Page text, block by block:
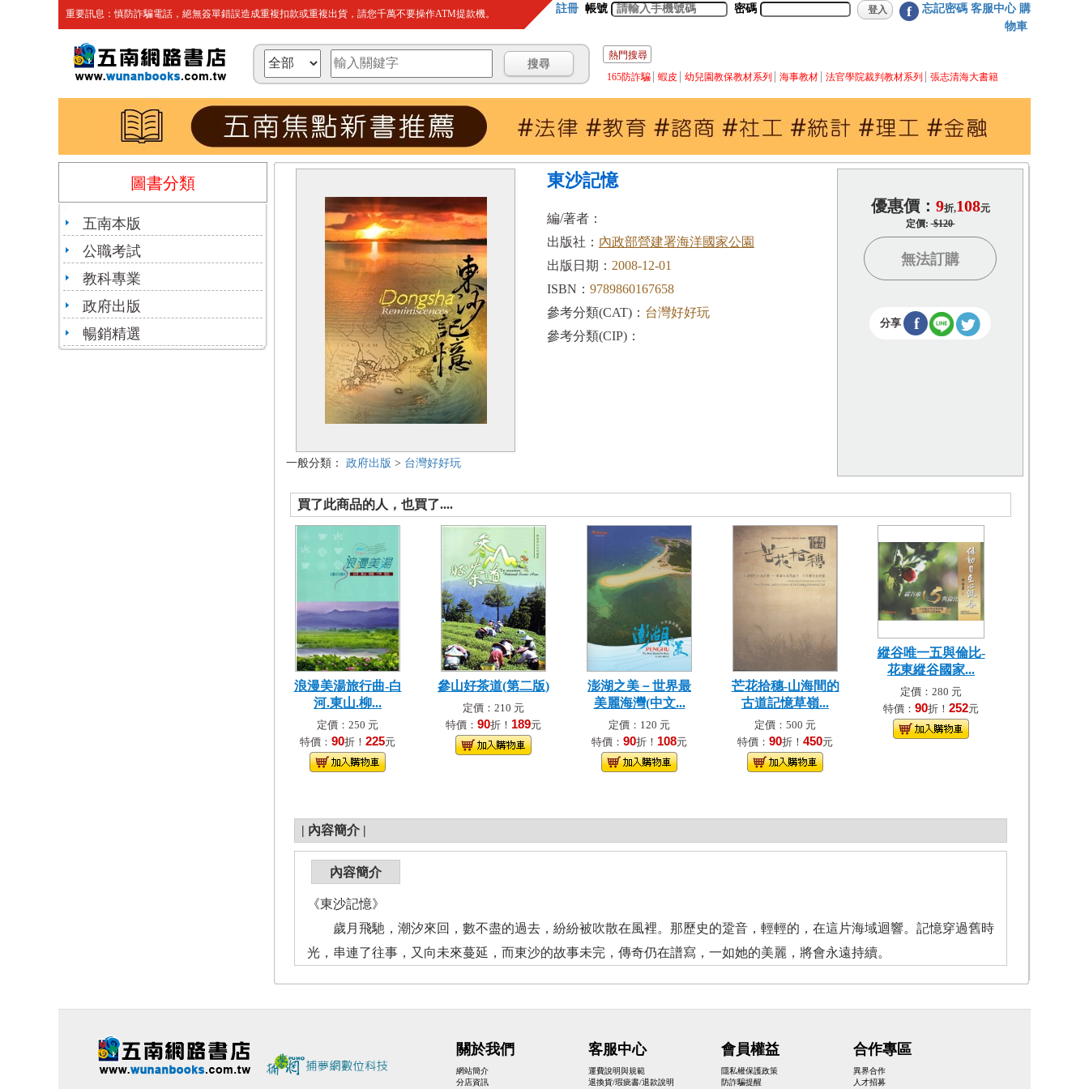
重要訊息：慎防詐騙電話，絕無簽單錯誤造成重複扣款或重複出貨，請您千萬不要操作ATM提款機。 註冊 帳號 密碼 f 忘記密碼 客服中心 購
物車
熱門搜尋
165防詐騙
蝦皮 幼兒園教保教材系列 海事教材 法官學院裁判教材系列 張志清海大書籍
圖書分類
五南本版
公職考試
教科專業
政府出版
暢銷精選
一般分類： 政府出版 > 台灣好好玩
東沙記憶
編/著者：
出版社： 內政部營建署海洋國家公園
出版日期： 2008-12-01
ISBN： 9789860167658
參考分類(CAT)： 台灣好好玩
參考分類(CIP)：
優惠價： 9折,108元
定價:$120
無法訂購
分享 f
買了此商品的人，也買了....
浪漫美湯旅行曲-白
河.東山.柳...
定價：250 元
特價： 90折！ 225元
參山好茶道(第二版)
定價：210 元
特價： 90折！ 189元
澎湖之美－世界最
美麗海灣(中文...
定價：120 元
特價： 90折！ 108元
芒花拾穗-山海間的
古道記憶草嶺...
定價：500 元
特價： 90折！ 450元
縱谷唯一五與倫比-
花東縱谷國家...
定價：280 元
特價： 90折！ 252元
| 內容簡介 |
內容簡介
《東沙記憶》
歲月飛馳，潮汐來回，數不盡的過去，紛紛被吹散在風裡。那歷史的跫音，輕輕的，在這片海域迴響。記憶穿過舊時
光，串連了往事，又向未來蔓延，而東沙的故事未完，傳奇仍在譜寫，一如她的美麗，將會永遠持續。
關於我們
網站簡介
分店資訊
客服中心
運費說明與規範
退換貨/瑕疵書/退款說明
會員權益
隱私權保護政策
防詐騙提醒
合作專區
異界合作
人才招募